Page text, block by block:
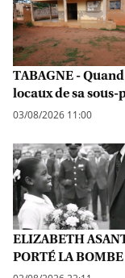
TABAGNE -
locaux de sa
03/08/2026 11:00
ELIZABETH
PORTÉ LA